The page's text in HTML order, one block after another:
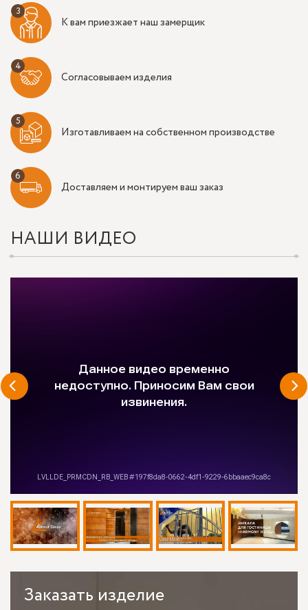
К вам приезжает наш замерщик
Согласовываем изделия
Изготавливаем на собственном производстве
Доставляем и монтируем ваш заказ
НАШИ ВИДЕО
Заказать изделие